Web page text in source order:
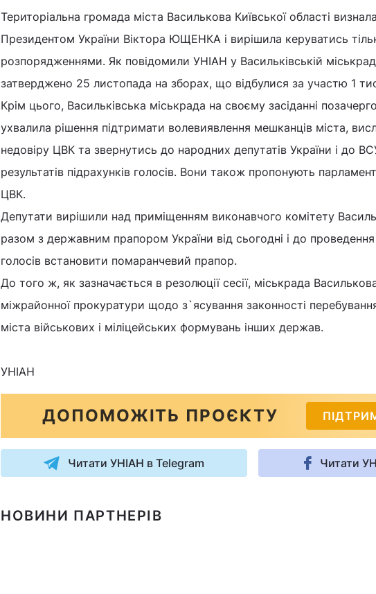
Територіальна громада міста Василькова Київської області
Президентом України Віктора ЮЩЕНКА і вирішила керуватись
розпорядженнями. Як повідомили УНІАН у Васильківській
затверджено 25 листопада на зборах, що відбулися за участю 1
Крім цього, Васильківська міськрада на своєму засіданні
ухвалила рішення підтримати волевиявлення мешканців міста,
недовіру ЦВК та звернутись до народних депутатів України і до
результатів підрахунків голосів. Вони також пропонують
ЦВК.
Депутати вирішили над приміщенням виконавчого комітету
разом з державним прапором України від сьогодні і до проведення
голосів встановити помаранчевий прапор.
До того ж, як зазначається в резолюції сесії, міськрада
міжрайонної прокуратури щодо з`ясування законності
міста військових і міліцейських формувань інших держав.
УНІАН
ДОПОМОЖІТЬ ПРОЄКТУ
Читати УНІАН в Telegram Читати
НОВИНИ ПАРТНЕРІВ